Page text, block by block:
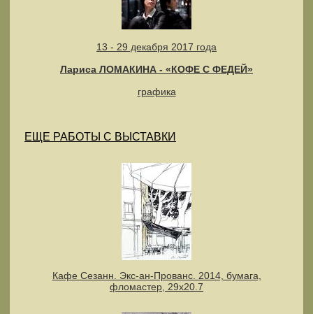
13 - 29 декабря 2017 года
Лариса ЛОМАКИНА - «КОФЕ С ФЕДЕЙ»
графика
ЕЩЕ РАБОТЫ С ВЫСТАВКИ
Кафе Сезанн. Экс-ан-Прованс. 2014, бумага,
фломастер, 29х20.7